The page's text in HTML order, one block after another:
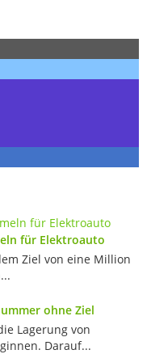
für Elektroauto
Ziel von eine Million
ohne Ziel
Lagerung von
Darauf...